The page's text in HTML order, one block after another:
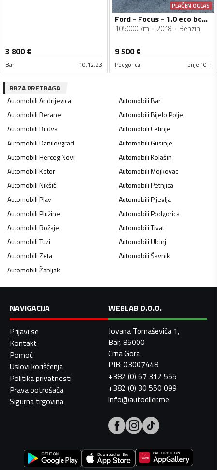
3 800€
Bar 10.12.23
PLAĆEN OGLAS
Ford - Focus - 1.0 eco boost
105000 km 2018 Benzin
9 500€
Podgorica prije 10 h
BRZA PRETRAGA
AutomobiliAndrijevica AutomobiliBar
AutomobiliBerane AutomobiliBijelo Polje
AutomobiliBudva AutomobiliCetinje
AutomobiliDanilovgrad AutomobiliGusinje
AutomobiliHerceg Novi AutomobiliKolašin
AutomobiliKotor AutomobiliMojkovac
AutomobiliNikšić AutomobiliPetnjica
AutomobiliPlav AutomobiliPljevlja
AutomobiliPlužine AutomobiliPodgorica
AutomobiliRožaje AutomobiliTivat
AutomobiliTuzi AutomobiliUlcinj
AutomobiliZeta AutomobiliŠavnik
AutomobiliŽabljak
NAVIGACIJA
Prijavi se
Kontakt
Pomoć
Uslovi korišćenja
Politika privatnosti
Prava potrošača
Sigurna trgovina
WEBLAB D.O.O.
Jovana Tomaševića 1,
Bar, 85000
Crna Gora
PIB: 03007448
+382 (0) 67 312 555
+382 (0) 30 550 099
info@autodiler.me